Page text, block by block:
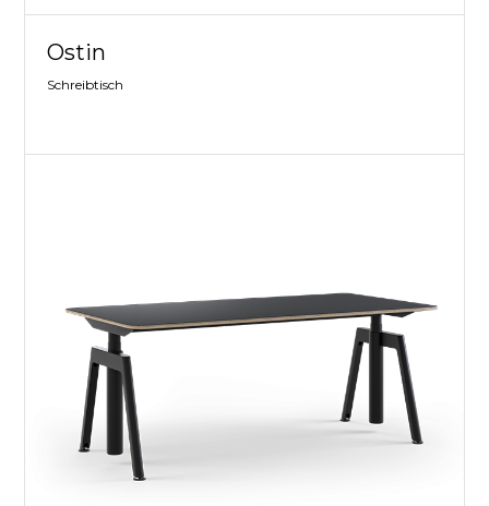
Ostin
Schreibtisch